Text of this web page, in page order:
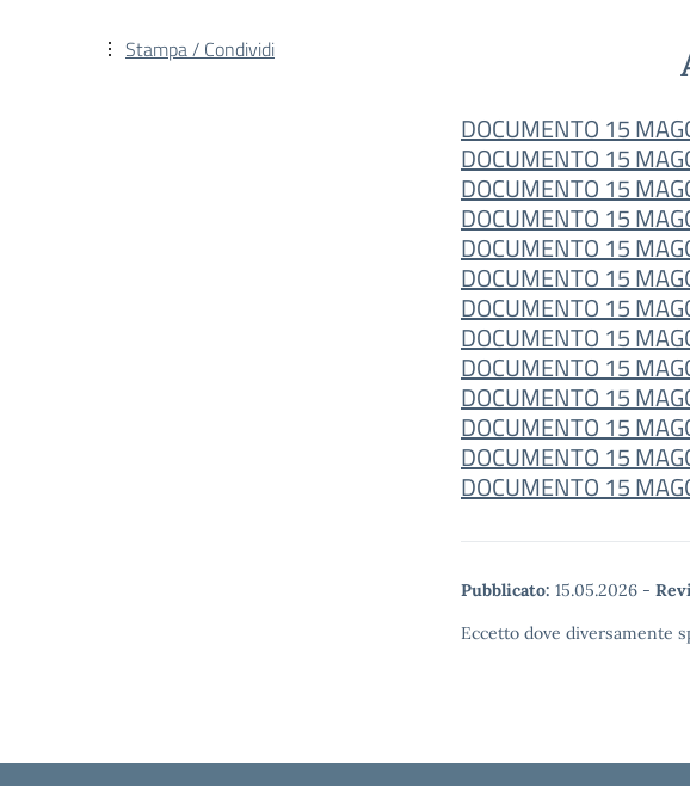
DOCUMENTO 15
DOCUMENTO 15
DOCUMENTO 15
DOCUMENTO 15
DOCUMENTO 15
DOCUMENTO 15
DOCUMENTO 15
DOCUMENTO 15
DOCUMENTO 15
DOCUMENTO 15
DOCUMENTO 15
DOCUMENTO 15
DOCUMENTO 15
Pubblicato: 15.05.2026 -
Eccetto dove diversamente
Stampa / Condividi